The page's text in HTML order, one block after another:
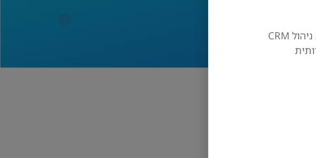
ידע בהנהלת חשבונות ידע בישומי מחשב ותוכנת ניהול CRM